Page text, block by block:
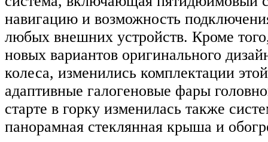
навигацию и возможность
любых внешних устройств. Кроме
новых вариантов оригинального
колеса, изменились комплектации
адаптивные галогеновые фары
старте в горку изменилась также
панорамная стеклянная крыша и